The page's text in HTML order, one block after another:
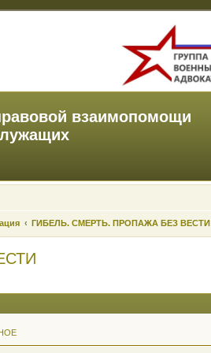
взаимопомощи
ГИБЕЛЬ. СМЕРТЬ. ПРОПАЖА БЕЗ ВЕСТИ